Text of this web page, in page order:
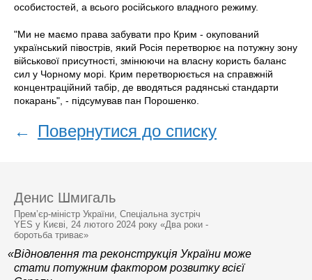
особистостей, а всього російського владного режиму.
"Ми не маємо права забувати про Крим - окупований
український півострів, який Росія перетворює на потужну зону
військової присутності, змінюючи на власну користь баланс
сил у Чорному морі. Крим перетворюється на справжній
концентраційний табір, де вводяться радянські стандарти
покарань", - підсумував пан Порошенко.
← Повернутися до списку
Денис Шмигаль
Прем’єр-міністр України, Спеціальна зустріч
YES у Києві, 24 лютого 2024 року «Два роки -
боротьба триває»
«Відновлення та реконструкція України може
стати потужним фактором розвитку всієї